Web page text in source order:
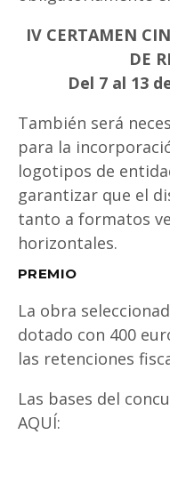
IV CERTAMEN
DE
Del 7 al 13
También será
para la
logotipos de
garantizar que el
tanto a formatos
horizontales.
PREMIO
La obra
dotado con 400
las retenciones
Las bases del
AQUÍ: